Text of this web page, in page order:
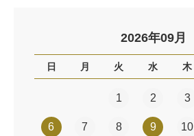
2026年09月
日 月 火 水 木
1 2 3
6 7 8 9 10